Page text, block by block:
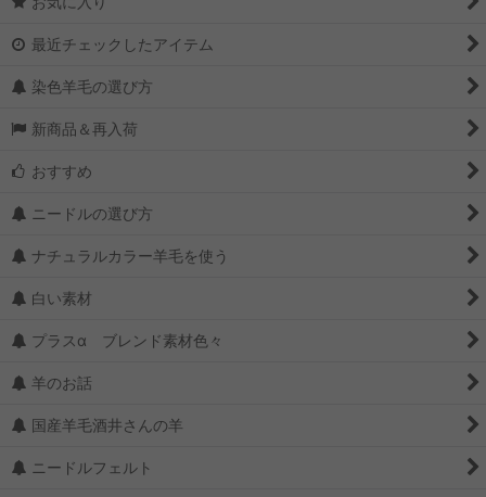
最近チェックしたアイテム
染色羊毛の選び方
新商品＆再入荷
おすすめ
ニードルの選び方
ナチュラルカラー羊毛を使う
白い素材
プラスα ブレンド素材色々
羊のお話
国産羊毛酒井さんの羊
ニードルフェルト